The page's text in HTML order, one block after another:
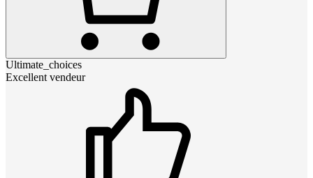
Ultimate_choices
Excellent vendeur